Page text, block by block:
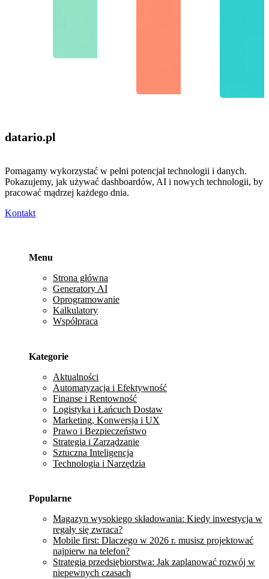
datario.pl
Pomagamy wykorzystać w pełni potencjał technologii i danych.
Pokazujemy, jak używać dashboardów, AI i nowych technologii, by
pracować mądrzej każdego dnia.
Kontakt
Menu
Strona główna
Generatory AI
Oprogramowanie
Kalkulatory
Współpraca
Kategorie
Aktualności
Automatyzacja i Efektywność
Finanse i Rentowność
Logistyka i Łańcuch Dostaw
Marketing, Konwersja i UX
Prawo i Bezpieczeństwo
Strategia i Zarządzanie
Sztuczna Inteligencja
Technologia i Narzędzia
Popularne
Magazyn wysokiego składowania: Kiedy inwestycja w
regały się zwraca?
Mobile first: Dlaczego w 2026 r. musisz projektować
najpierw na telefon?
Strategia przedsiębiorstwa: Jak zaplanować rozwój w
niepewnych czasach